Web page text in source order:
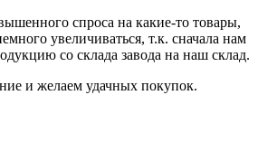
спроса на какие-то товары,
увеличиваться, т.к. сначала нам
со склада завода на наш склад.
и желаем удачных покупок.